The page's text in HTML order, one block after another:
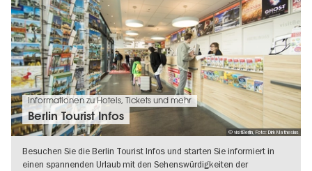
© visitBerlin, Foto: Dirk Mathesius
Informationen zu Hotels, Tickets und mehr
Berlin Tourist Infos
Besuchen Sie die Berlin Tourist Infos und starten Sie informiert in
einen spannenden Urlaub mit den Sehenswürdigkeiten der